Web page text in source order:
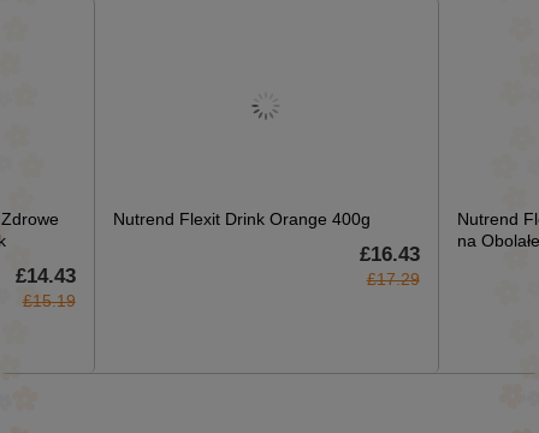
£14.43
£15.19
Nutrend Flexit Drink Orange 400g
£16.43
£17.29
Nutrend
na